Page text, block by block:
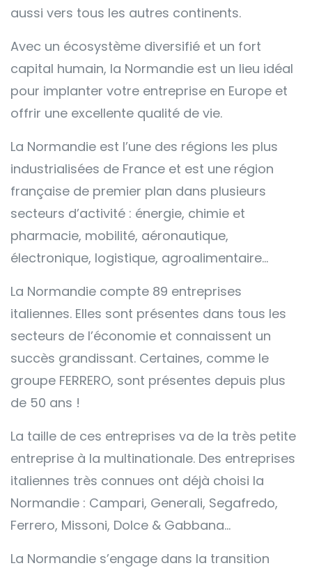
aussi vers tous les autres continents.
Avec un écosystème diversifié et un fort
capital humain, la Normandie est un lieu idéal
pour implanter votre entreprise en Europe et
offrir une excellente qualité de vie.
La Normandie est l’une des régions les plus
industrialisées de France et est une région
française de premier plan dans plusieurs
secteurs d’activité : énergie, chimie et
pharmacie, mobilité, aéronautique,
électronique, logistique, agroalimentaire…
La Normandie compte 89 entreprises
italiennes. Elles sont présentes dans tous les
secteurs de l’économie et connaissent un
succès grandissant. Certaines, comme le
groupe FERRERO, sont présentes depuis plus
de 50 ans !
La taille de ces entreprises va de la très petite
entreprise à la multinationale. Des entreprises
italiennes très connues ont déjà choisi la
Normandie : Campari, Generali, Segafredo,
Ferrero, Missoni, Dolce & Gabbana…
La Normandie s’engage dans la transition